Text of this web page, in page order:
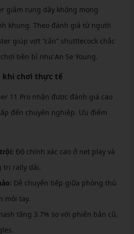
giảm rung dây không mong
khung. Theo đánh giá từ người
giúp vợt “cắn” shuttlecock chắc
bền bỉ như An Se Young.
khi chơi thực tế
11 Pro nhận được đánh giá cao
đến chuyên nghiệp. Ưu điểm
Độ chính xác cao ở net play và
trị rally dài.
Dễ chuyển tiếp giữa phòng thủ
mỏi tay.
tăng 3.7% so với phiên bản cũ,